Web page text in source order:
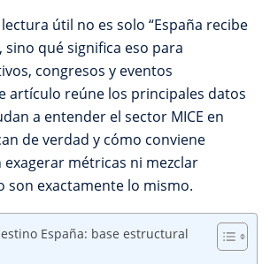
útil no es solo “España recibe
sino qué significa eso para
congresos y eventos
artículo reúne los principales datos
a entender el sector MICE en
de verdad y cómo conviene
métricas ni mezclar
son exactamente lo mismo.
España: base estructural